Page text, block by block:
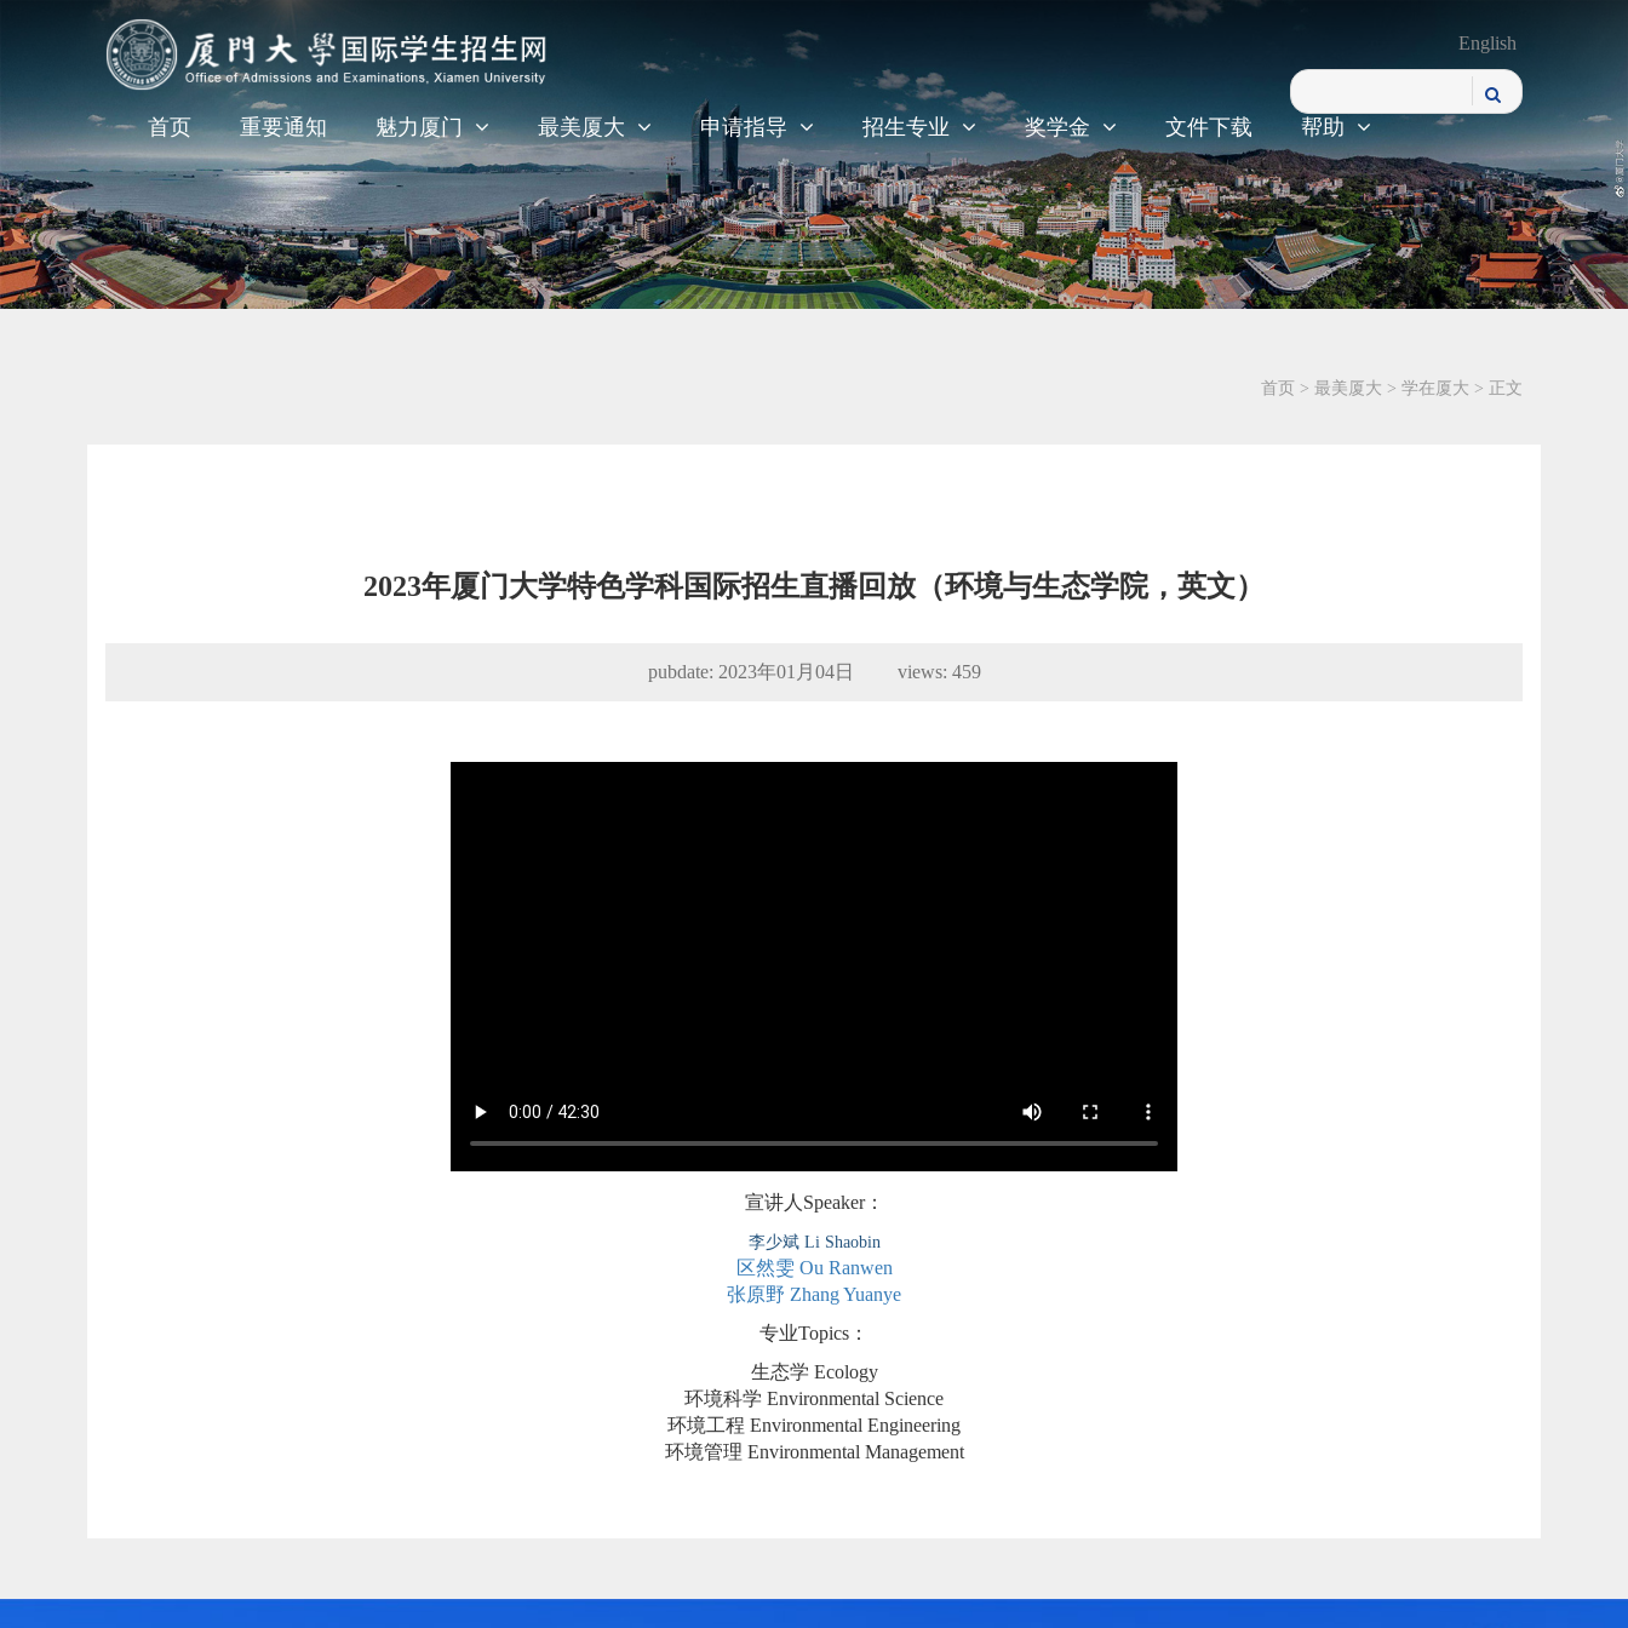
English
首页 重要通知 魅力厦门 最美厦大 申请指导 招生专业 奖学金 文件下载 帮助
首页 > 最美厦大 > 学在厦大 > 正文
2023年厦门大学特色学科国际招生直播回放（环境与生态学院，英文）
pubdate: 2023年01月04日 views: 459
宣讲人Speaker：
李少斌 Li Shaobin
区然雯 Ou Ranwen
张原野 Zhang Yuanye
专业Topics：
生态学 Ecology
环境科学 Environmental Science
环境工程 Environmental Engineering
环境管理 Environmental Management